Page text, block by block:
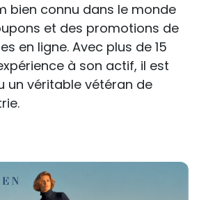
bien connu dans le monde
et des promotions de
en ligne. Avec plus de 15
à son actif, il est
un véritable vétéran de